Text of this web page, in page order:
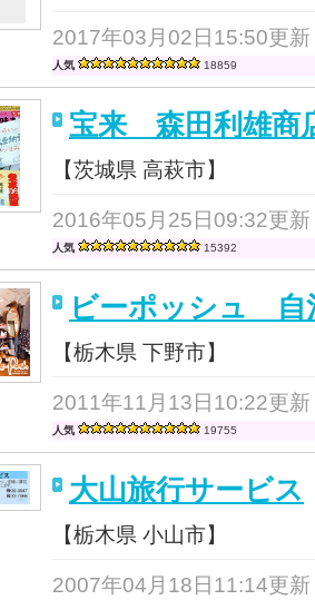
2017年03月02日15:50更新
人気 18859
宝来 森田利雄商
【茨城県 高萩市】
2016年05月25日09:32更新
人気 15392
ビーポッシュ 自
【栃木県 下野市】
2011年11月13日10:22更新
人気 19755
大山旅行サービス
【栃木県 小山市】
2007年04月18日11:14更新